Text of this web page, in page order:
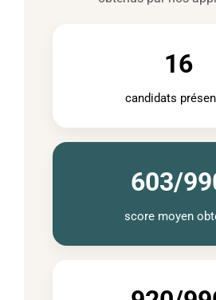
16
candidats
603/
score moyen